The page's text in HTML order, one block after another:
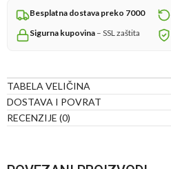
Besplatna dostava preko 7000
Sigurna kupovina – SSL zaštita
TABELA VELIČINA
DOSTAVA I POVRAT
RECENZIJE (0)